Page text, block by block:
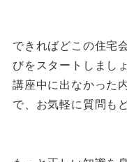
できればどこの住宅
びをスタートしまし
講座中に出なかった
で、お気軽に質問も